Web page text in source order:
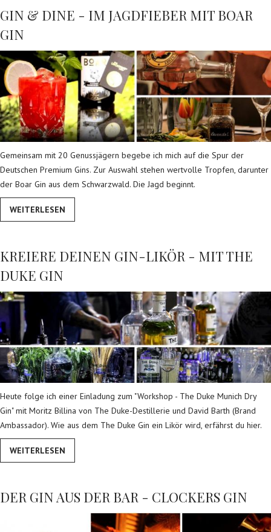
GIN & DINE - IM JAGDFIEBER MIT BOAR
GIN
Gemeinsam mit 20 Genussjägern begebe ich mich auf die Spur der
Deutschen Premium Gins. Zur Auswahl stehen wertvolle Tropfen, darunter
der Boar Gin aus dem Schwarzwald. Die Jagd beginnt.
WEITERLESEN
KREIERE DEINEN GIN-LIKÖR - MIT THE
DUKE GIN
Heute folge ich einer Einladung zum "Workshop - The Duke Munich Dry
Gin" mit Moritz Billina von The Duke-Destillerie und David Barth (Brand
Ambassador). Wie aus dem The Duke Gin ein Likör wird, erfährst du hier.
WEITERLESEN
DER GIN AUS DER BAR - CLOCKERS GIN